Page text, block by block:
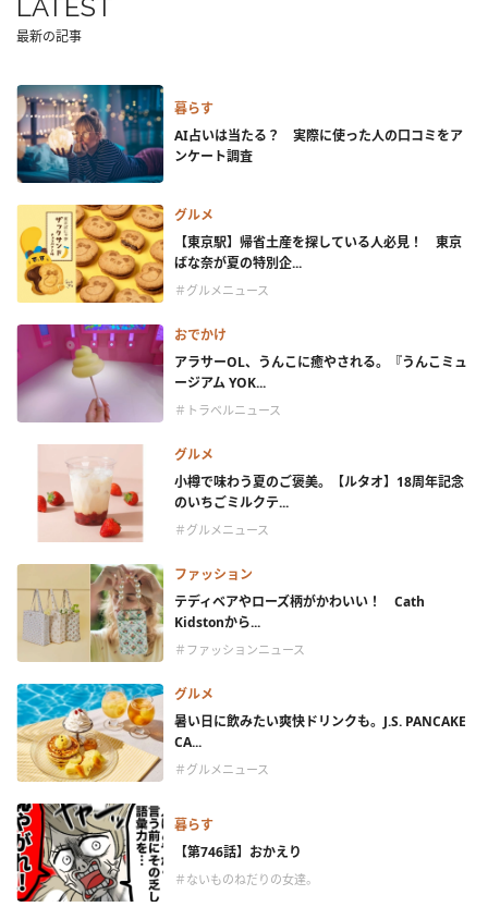
LATEST
最新の記事
暮らす
AI占いは当たる？ 実際に使った人の口コミをア
ンケート調査
グルメ
【東京駅】帰省土産を探している人必見！ 東京
ばな奈が夏の特別企...
＃グルメニュース
おでかけ
アラサーOL、うんこに癒やされる。『うんこミュ
ージアム YOK...
＃トラベルニュース
グルメ
小樽で味わう夏のご褒美。【ルタオ】18周年記念
のいちごミルクテ...
＃グルメニュース
ファッション
テディベアやローズ柄がかわいい！ Cath
Kidstonから...
＃ファッションニュース
グルメ
暑い日に飲みたい爽快ドリンクも。J.S. PANCAKE
CA...
＃グルメニュース
暮らす
【第746話】おかえり
＃ないものねだりの女達。